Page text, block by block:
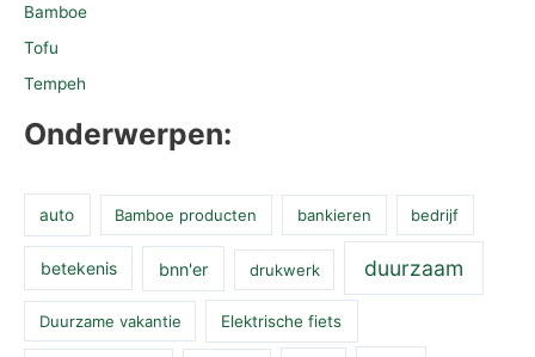
Bamboe
Tofu
Tempeh
Onderwerpen:
auto Bamboe producten bankieren bedrijf
betekenis bnn'er drukwerk duurzaam
Duurzame vakantie Elektrische fiets